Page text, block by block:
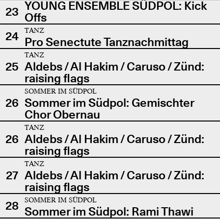
23 YOUNG ENSEMBLE SÜDPOL: Kick
Offs
24
TANZ
Pro Senectute Tanznachmittag
25
TANZ
Aldebs / Al Hakim / Caruso / Zünd:
raising flags
26
SOMMER IM SÜDPOL
Sommer im Südpol: Gemischter
Chor Obernau
26
TANZ
Aldebs / Al Hakim / Caruso / Zünd:
raising flags
27
TANZ
Aldebs / Al Hakim / Caruso / Zünd:
raising flags
28
SOMMER IM SÜDPOL
Sommer im Südpol: Rami Thawi